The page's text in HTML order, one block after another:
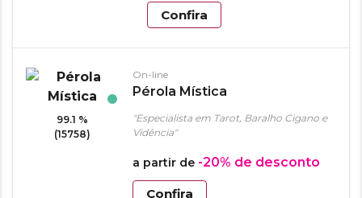
Confira
99.1 %
(15758)
On-line
Pérola Mística
"Especialista em Tarot, Baralho Cigano e
Vidência"
a partir de -20% de desconto
Confira